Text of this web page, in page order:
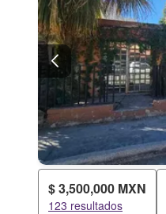
$ 3,500,000 MXN
123 resultados